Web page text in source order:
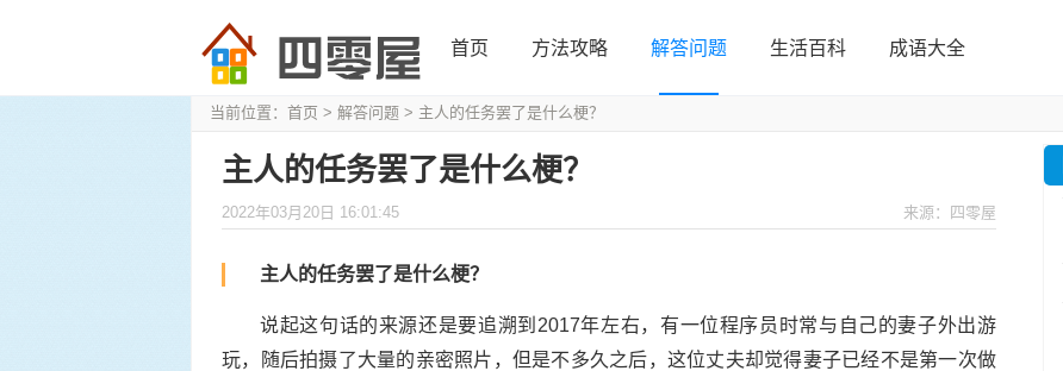
首页 方法攻略 解答问题 生活百科 成语大全
当前位置： 首页 > 解答问题 > 主人的任务罢了是什么梗？
主人的任务罢了是什么梗？
2022年03月20日 16:01:45 来源：四零屋
主人的任务罢了是什么梗？
说起这句话的来源还是要追溯到2017年左右，有一位程序员时常与自己的妻子外出游
玩，随后拍摄了大量的亲密照片，但是不多久之后，这位丈夫却觉得妻子已经不是第一次做